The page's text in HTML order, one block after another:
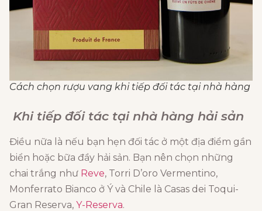
Cách chọn rượu vang khi tiếp đối tác tại nhà hàng
Khi tiếp đối tác tại nhà hàng hải sản
Điều nữa là nếu bạn hẹn đối tác ở một địa điểm gần
biển hoặc bữa đầy hải sản. Bạn nên chọn những
chai trắng như Reve, Torri D’oro Vermentino,
Monferrato Bianco ở Ý và Chile là Casas dei Toqui-
Gran Reserva, Y-Reserva.